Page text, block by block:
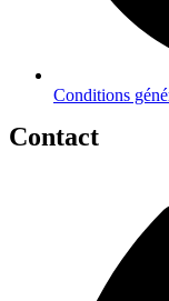
Conditions
Contact